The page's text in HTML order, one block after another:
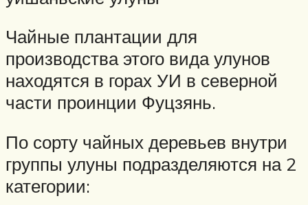
Чайные плантации для
производства этого вида улунов
находятся в горах УИ в северной
части проинции Фуцзянь.
По сорту чайных деревьев внутри
группы улуны подразделяются на 2
категории: